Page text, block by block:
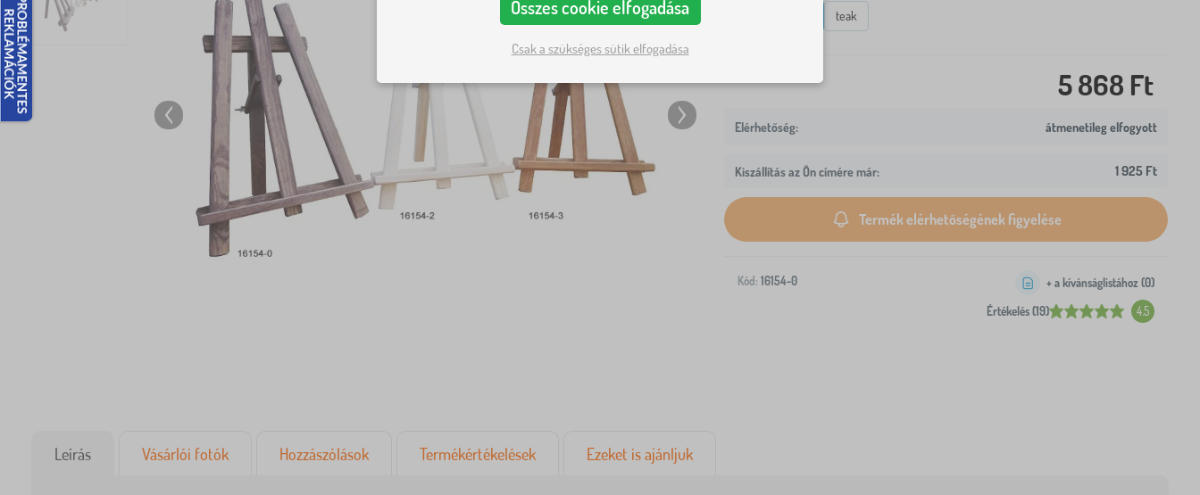
teak
5 868 Ft
átmenetileg elfogyott
Kiszállítás az Ön címére már: 1 925 Ft
Termék elérhetőségének figyelése
Kód: 16154-0
Értékelés (19) 4.5
+ a kívánságlistához (0)
Leírás Vásárlói fotók Hozzászólások Termékértékelések Ezeket is ajánljuk
Összes cookie elfogadása
Csak a szükséges sütik elfogadása